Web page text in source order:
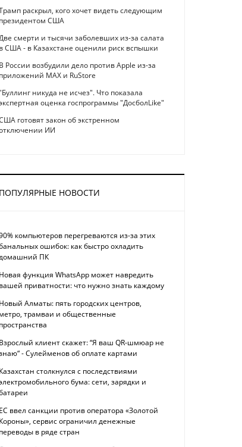
раскрыл, кого хочет видеть следующим
президентом США
смерти и тысячи заболевших из-за салата
в США - в Казахстане оценили риск вспышки
В России возбудили дело против Apple из-за
приложений MAX и RuStore
никуда не исчез". Что показала
оценка госпрограммы "ДосболLike"
готовят закон об экстренном
ИИ
ПОПУЛЯРНЫЕ НОВОСТИ
компьютеров перегреваются из-за этих
ошибок: как быстро охладить
ПК
Новая функция WhatsApp может навредить
вашей приватности: что нужно знать каждому
Новый Алматы: пять городских центров,
метро, трамваи и общественные
пространства
Взрослый клиент скажет: “Я ваш QR-шмюар не
- Сулейменов об оплате картами
Казахстан столкнулся с последствиями
бума: сети, зарядки и
ЕС ввел санкции против оператора «Золотой
Короны», сервис ограничил денежные
переводы в ряде стран